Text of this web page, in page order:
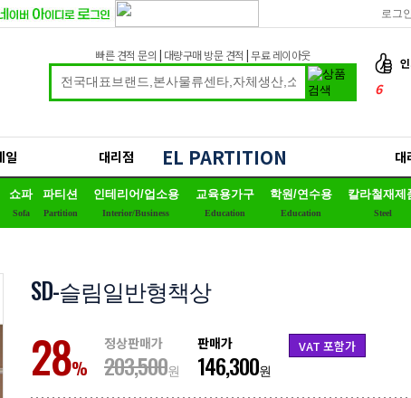
로그인
빠른 견적 문의 | 대량구매 방문 견적 |무료 레이아웃
6
9
10
1
일 대리점 EL PARTITION 대
쇼파
Sofa
파티션
Partition
인테리어/업소용
Interior/Business
교육용가구
Education
학원/연수용
Education
칼라철재제
Steel
SD-슬림일반형책상
28%
정상판매가
203,500원
판매가
146,300원
VAT 포함가